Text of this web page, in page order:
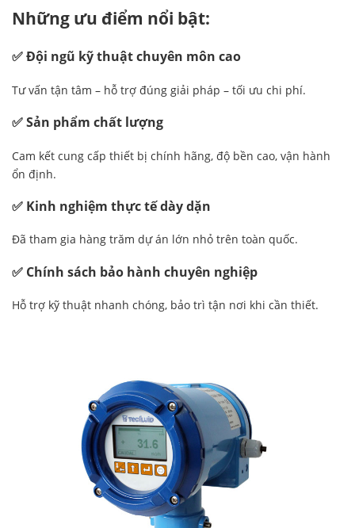
Những ưu điểm nổi bật:
✅ Đội ngũ kỹ thuật chuyên môn cao
Tư vấn tận tâm – hỗ trợ đúng giải pháp – tối ưu chi phí.
✅ Sản phẩm chất lượng
Cam kết cung cấp thiết bị chính hãng, độ bền cao, vận hành
ổn định.
✅ Kinh nghiệm thực tế dày dặn
Đã tham gia hàng trăm dự án lớn nhỏ trên toàn quốc.
✅ Chính sách bảo hành chuyên nghiệp
Hỗ trợ kỹ thuật nhanh chóng, bảo trì tận nơi khi cần thiết.